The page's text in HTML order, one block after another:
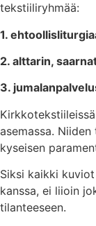
tekstiiliryhmää:
1.
2. alttarin,
3.
asemassa.
kyseisen
Siksi kaikki
kanssa, ei liioin
tilanteeseen.